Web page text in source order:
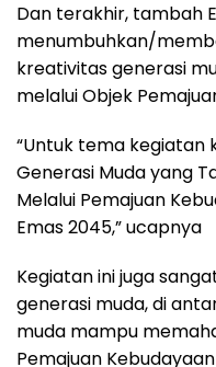
Dan terakhir, tambah
menumbuhkan/
kreativitas generasi
melalui Objek
“Untuk tema kegiatan
Generasi Muda yang
Melalui Pemajuan
Emas 2045,” ucapnya
Kegiatan ini juga
generasi muda, di
muda mampu
Pemajuan